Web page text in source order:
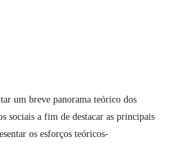
um breve panorama teórico dos
sociais a fim de destacar as principais
os esforços teóricos-